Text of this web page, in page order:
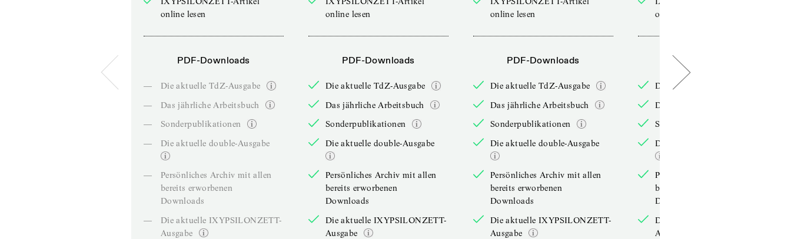
online lesen
PDF-Downloads
—
Die aktuelle TdZ-Ausgabe
—
Das jährliche Arbeitsbuch
—
Sonderpublikationen
—
Die aktuelle double-Ausgabe
—
Persönliches Archiv mit allen
bereits erworbenen
Downloads
—
Die aktuelle IXYPSILONZETT-
Ausgabe
online lesen
PDF-Downloads
Die aktuelle TdZ-Ausgabe
Das jährliche Arbeitsbuch
Sonderpublikationen
Die aktuelle double-Ausgabe
Persönliches Archiv mit allen
bereits erworbenen
Downloads
Die aktuelle IXYPSILONZETT-
Ausgabe
online lesen
PDF-Downloads
Die aktuelle TdZ-Ausgabe
Das jährliche Arbeitsbuch
Sonderpublikationen
Die aktuelle double-Ausgabe
Persönliches Archiv mit allen
bereits erworbenen
Downloads
Die aktuelle IXYPSILONZETT-
Ausgabe
online lesen
PDF-Downloads
Die aktuelle TdZ-Ausgabe
Das jährliche Arbeitsbuch
Sonderpublikationen
Die aktuelle double-Ausgabe
Persönliches Archiv mit allen
bereits erworbenen
Downloads
Die aktuelle IXYPSILONZETT-
Ausgabe